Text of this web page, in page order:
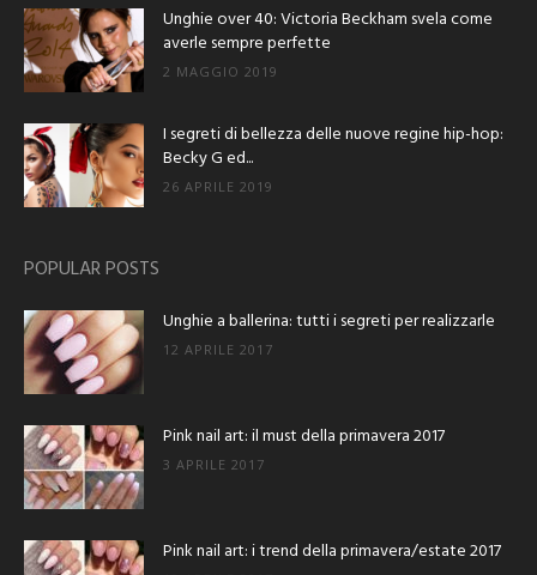
Unghie over 40: Victoria Beckham svela come
averle sempre perfette
2 MAGGIO 2019
I segreti di bellezza delle nuove regine hip-hop:
Becky G ed...
26 APRILE 2019
POPULAR POSTS
Unghie a ballerina: tutti i segreti per realizzarle
12 APRILE 2017
Pink nail art: il must della primavera 2017
3 APRILE 2017
Pink nail art: i trend della primavera/estate 2017